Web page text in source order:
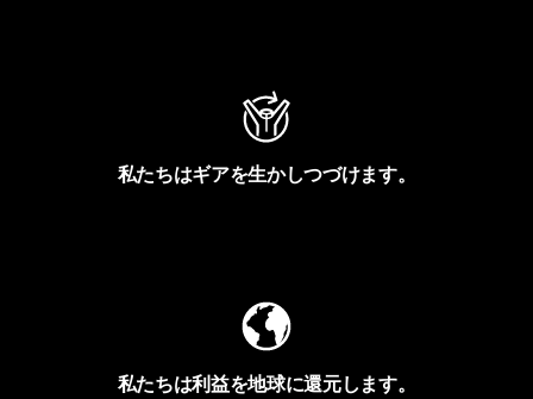
私たちはギアを生かしつづけます。
私たちは利益を地球に還元します。